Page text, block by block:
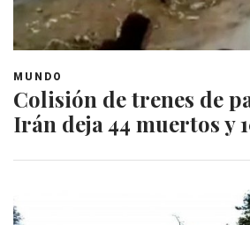
MUNDO
Colisión de trenes de
Irán deja 44 muertos y